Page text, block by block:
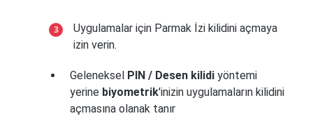
Uygulamalar için Parmak İzi kilidini açmaya
izin verin.
Geleneksel PIN / Desen kilidi yöntemi
yerine biyometrik'inizin uygulamaların kilidini
açmasına olanak tanır